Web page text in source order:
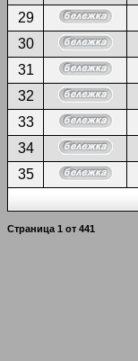
29
30
31
32
33
34
35
Страница 1 от 441